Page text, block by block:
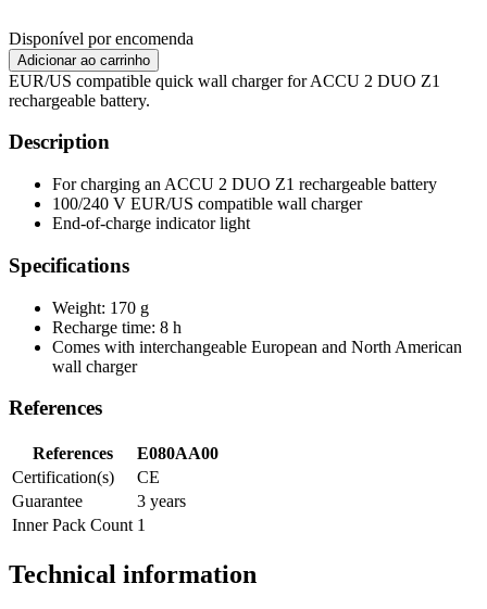
Disponível por encomenda
EUR/US compatible quick wall charger for ACCU 2 DUO Z1
rechargeable battery.
Description
For charging an ACCU 2 DUO Z1 rechargeable battery
100/240 V EUR/US compatible wall charger
End-of-charge indicator light
Specifications
Weight: 170 g
Recharge time: 8 h
Comes with interchangeable European and North American
wall charger
References
References
E080AA00
Certification(s)
CE
Guarantee
3 years
Inner Pack Count 1
Technical information